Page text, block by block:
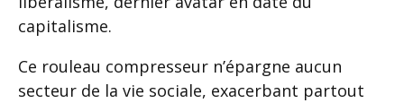
capitalisme.
Ce rouleau compresseur n’épargne aucun
secteur de la vie sociale, exacerbant partout